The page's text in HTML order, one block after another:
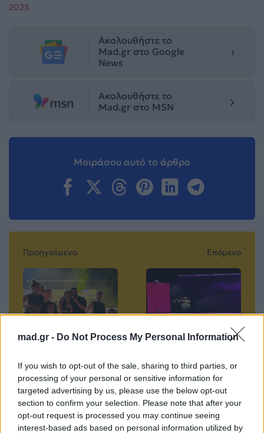
mad.gr - Do Not Process My Personal Information
If you wish to opt-out of the sale, sharing to third parties, or
processing of your personal or sensitive information for
targeted advertising by us, please use the below opt-out
section to confirm your selection. Please note that after your
opt-out request is processed you may continue seeing
interest-based ads based on personal information utilized by
2023
Ακολουθήστε το
Mad.gr στο Google
News
Ακολουθήστε το
Mad.gr στο MSN
Μοιράσου αυτό το άρθρο
Προηγούμενο
& Foxy Lee | Mad
VMA 2023 από τη
ΔΕΗ
17.06.2023
Επόμενο
Mc Daddy | Mad
VMA 2023 από τη
ΔΕΗ
17.06.2023